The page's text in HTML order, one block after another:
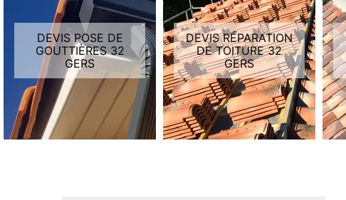
DEVIS POSE DE
GOUTTIÈRES 32
GERS
DEVIS RÉPARATION
DE TOITURE 32
GERS